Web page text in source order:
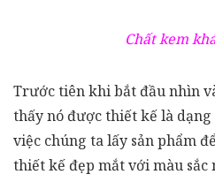
Chất kem
Trước tiên khi bắt đầu nhìn
thấy nó được thiết kế là
việc chúng ta lấy sản phẩm
thiết kế đẹp mắt với màu